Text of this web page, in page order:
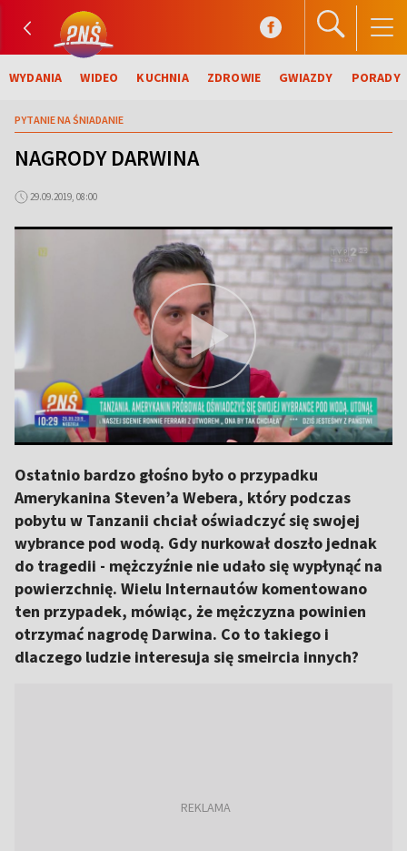
WYDANIA WIDEO KUCHNIA ZDROWIE GWIAZDY PORADY
PYTANIE NA ŚNIADANIE
NAGRODY DARWINA
29.09.2019, 08:00
Ostatnio bardzo głośno było o przypadku
Amerykanina Steven’a Webera, który podczas
pobytu w Tanzanii chciał oświadczyć się swojej
wybrance pod wodą. Gdy nurkował doszło jednak
do tragedii - mężczyźnie nie udało się wypłynąć na
powierzchnię. Wielu Internautów komentowano
ten przypadek, mówiąc, że mężczyzna powinien
otrzymać nagrodę Darwina. Co to takiego i
dlaczego ludzie interesuja się smeircia innych?